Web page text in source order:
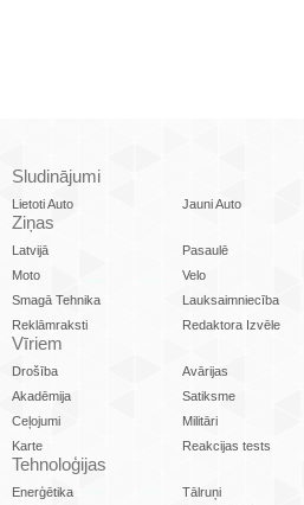
Sludinājumi
Lietoti Auto Jauni Auto
Ziņas
Latvijā Pasaulē
Moto
Velo
Smagā Tehnika
Lauksaimniecība
Reklāmraksti
Redaktora Izvēle
Vīriem
Drošība Avārijas
Akadēmija
Satiksme
Ceļojumi
Militāri
Karte
Reakcijas tests
Tehnoloģijas
Enerģētika Tālruņi